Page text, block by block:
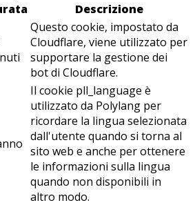
Descrizione
Questo cookie, impostato da
Cloudflare, viene utilizzato per
supportare la gestione dei
bot di Cloudflare.
Il cookie pll_language è
utilizzato da Polylang per
ricordare la lingua selezionata
dall'utente quando si torna al
sito web e anche per ottenere
le informazioni sulla lingua
quando non disponibili in
altro modo.